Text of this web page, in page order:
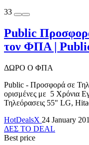
33
Public
τον ΦΠΑ |
ΔΩΡΟ Ο ΦΠΑ
Public - Προσφορά σε
ορισμένες με 5 Χρόνια
Τηλεόρασεις 55" LG,
HotDealsX 24 January
ΔΕΣ ΤΟ DEAL
Best price